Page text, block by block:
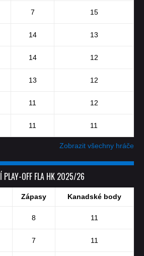
7 15
14 13
14 12
13 12
11 12
11 11
Zobrazit všechny hráče
PLAY-OFF FLA HK 2025/26
Zápasy Kanadské body
8 11
7 11